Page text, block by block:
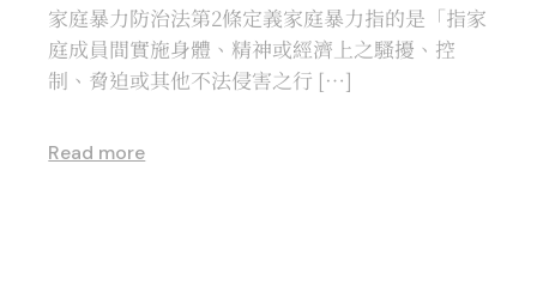
家庭暴力防治法第2條定義家庭暴力指的是「指家
庭成員間實施身體、精神或經濟上之騷擾、控
制、脅迫或其他不法侵害之行 […]
Read more